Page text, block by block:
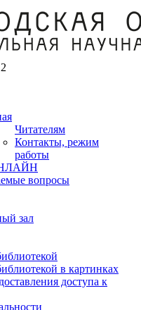
Читателям
Контакты, режим
работы
вопросы
зал
в картинках
доступа к